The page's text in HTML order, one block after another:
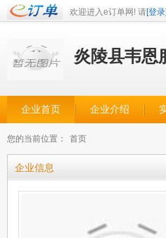
欢迎进入e订单网! 请[登录]
炎陵县韦恩
企业首页 企业介绍
您的当前位置： 首页
企业信息